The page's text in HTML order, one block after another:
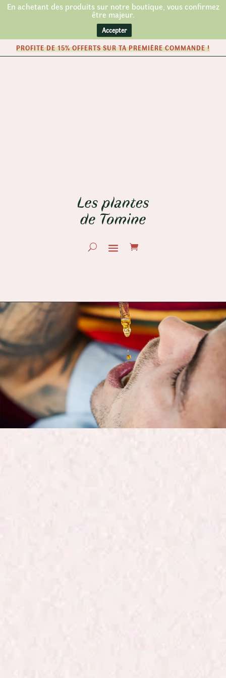
En achetant des produits sur notre boutique, vous confirmez
être majeur.
Accepter
PROFITE DE 15% OFFERTS SUR TA PREMIÈRE COMMANDE !